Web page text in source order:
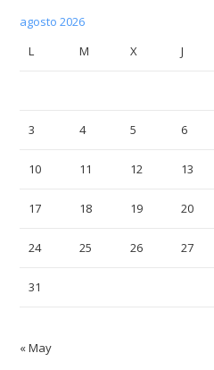
agosto 2026
L
M X J
3 4 5 6
10 11 12 13
17 18 19 20
24 25 26 27
31
« May